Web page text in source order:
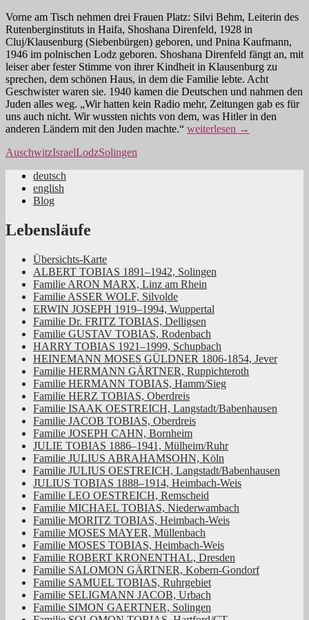
Vorne am Tisch nehmen drei Frauen Platz: Silvi Behm, Leiterin des
Rutenberginstituts in Haifa, Shoshana Direnfeld, 1928 in
Cluj/Klausenburg (Siebenbürgen) geboren, und Pnina Kaufmann,
1946 im polnischen Lodz geboren. Shoshana Direnfeld fängt an, mit
leiser aber fester Stimme von ihrer Kindheit in Klausenburg zu
sprechen, dem schönen Haus, in dem die Familie lebte. Acht
Geschwister waren sie. 1940 kamen die Deutschen und nahmen den
Juden alles weg. „Wir hatten kein Radio mehr, Zeitungen gab es für
uns auch nicht. Wir wussten nichts von dem, was Hitler in den
anderen Ländern mit den Juden machte.“ Generationenwechsel
weiterlesen →
AuschwitzIsraelLodzSolingen
Jüdische Familiengeschichte aus dem
Rheinland
deutsch
english
Blog
Lebensläufe
Übersichts-Karte
ALBERT TOBIAS 1891–1942, Solingen
Familie ARON MARX, Linz am Rhein
Familie ASSER WOLF, Silvolde
ERWIN JOSEPH 1919–1994, Wuppertal
Familie Dr. FRITZ TOBIAS, Delligsen
Familie GUSTAV TOBIAS, Rodenbach
HARRY TOBIAS 1921–1999, Schupbach
HEINEMANN MOSES GÜLDNER 1806-1854, Jever
Familie HERMANN GÄRTNER, Ruppichteroth
Familie HERMANN TOBIAS, Hamm/Sieg
Familie HERZ TOBIAS, Oberdreis
Familie ISAAK OESTREICH, Langstadt/Babenhausen
Familie JACOB TOBIAS, Oberdreis
Familie JOSEPH CAHN, Bornheim
JULIE TOBIAS 1886–1941, Mülheim/Ruhr
Familie JULIUS ABRAHAMSOHN, Köln
Familie JULIUS OESTREICH, Langstadt/Babenhausen
JULIUS TOBIAS 1888–1914, Heimbach-Weis
Familie LEO OESTREICH, Remscheid
Familie MICHAEL TOBIAS, Niederwambach
Familie MORITZ TOBIAS, Heimbach-Weis
Familie MOSES MAYER, Müllenbach
Familie MOSES TOBIAS, Heimbach-Weis
Familie ROBERT KRONENTHAL, Dresden
Familie SALOMON GÄRTNER, Kobern-Gondorf
Familie SAMUEL TOBIAS, Ruhrgebiet
Familie SELIGMANN JACOB, Urbach
Familie SIMON GAERTNER, Solingen